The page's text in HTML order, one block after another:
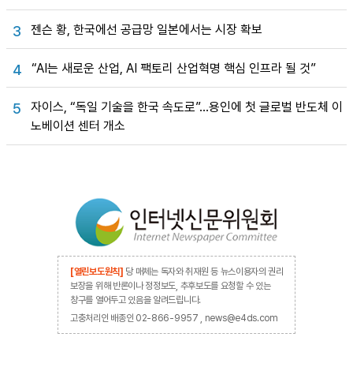
3 젠슨 황, 한국에선 공급망 일본에서는 시장 확보
4 “AI는 새로운 산업, AI 팩토리 산업혁명 핵심 인프라 될 것”
5
자이스, “독일 기술을 한국 속도로”…용인에 첫 글로벌 반도체 이
노베이션 센터 개소
[열린보도원칙] 당 매체는 독자와 취재원 등 뉴스이용자의 권리
보장을 위해 반론이나 정정보도, 추후보도를 요청할 수 있는
창구를 열어두고 있음을 알려드립니다.
고충처리인 배종인 02-866-9957 , news@e4ds.com